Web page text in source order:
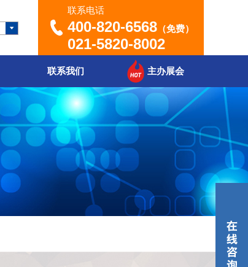
联系电话
400-820-6568 （免费）
021-5820-8002
联系我们 主办展会